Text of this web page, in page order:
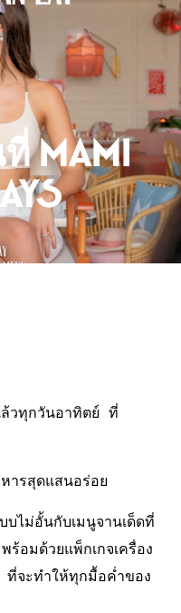
Mami
วทุกวันอาทิตย์ ที่
ารสุดแสนอร่อย
ไม่อั้นกับเมนูจานเด็ดที่
อมด้วยแพ็กเกจเครื่อง
จะทำให้ทุกมื้อค่ำของ